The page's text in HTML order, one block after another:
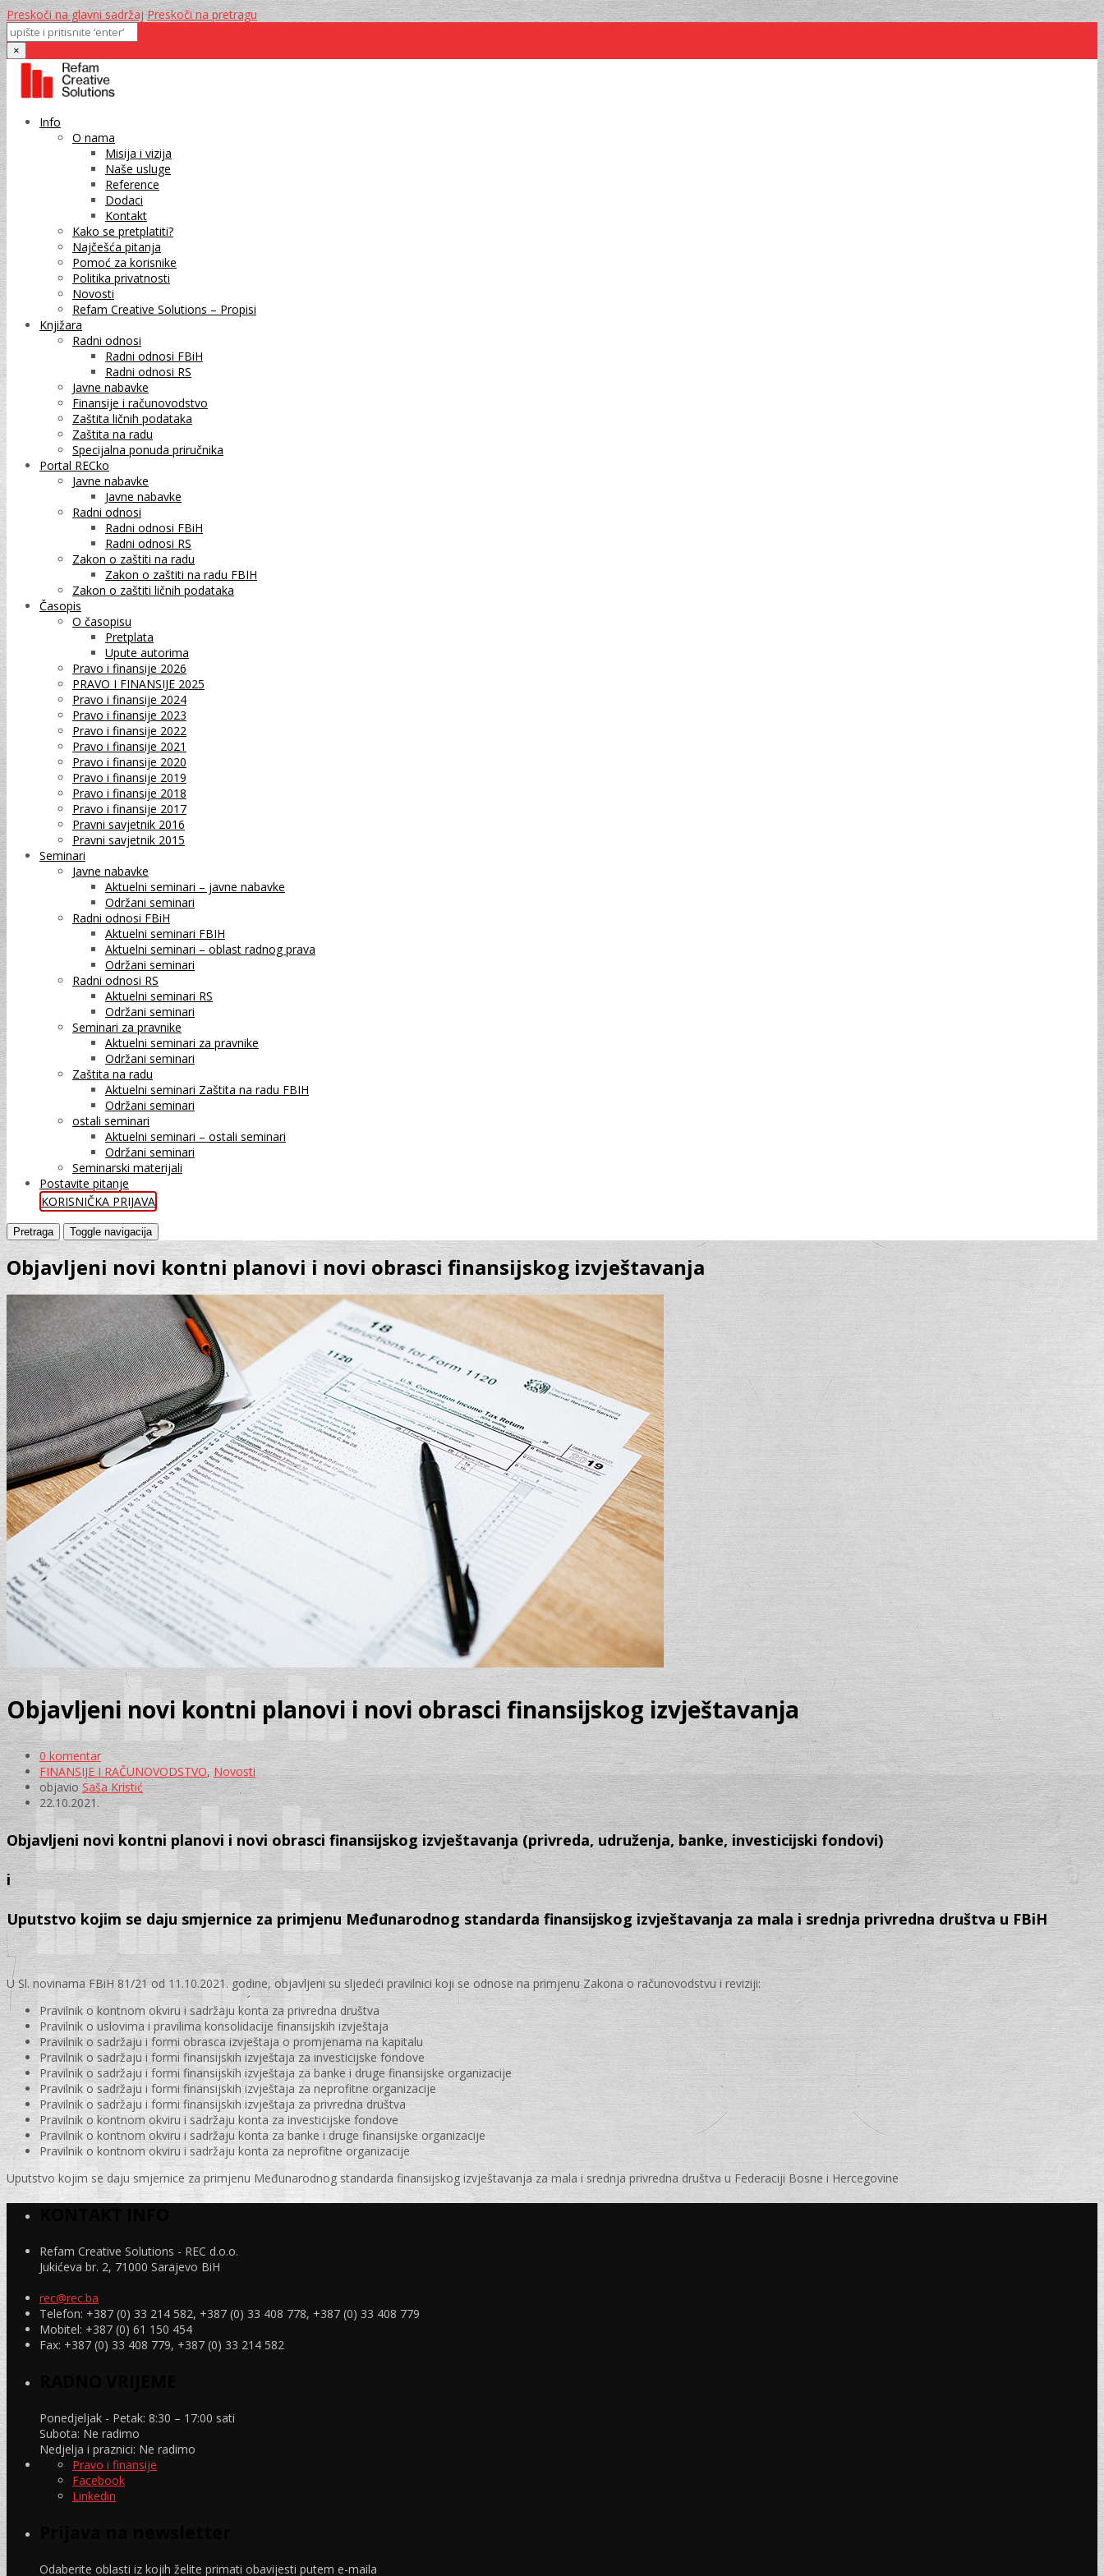
Preskoči na glavni sadržaj Preskoči na pretragu
×
Info
O nama
Misija i vizija
Naše usluge
Reference
Dodaci
Kontakt
Kako se pretplatiti?
Najčešća pitanja
Pomoć za korisnike
Politika privatnosti
Novosti
Refam Creative Solutions – Propisi
Knjižara
Radni odnosi
Radni odnosi FBiH
Radni odnosi RS
Javne nabavke
Finansije i računovodstvo
Zaštita ličnih podataka
Zaštita na radu
Specijalna ponuda priručnika
Portal RECko
Javne nabavke
Javne nabavke
Radni odnosi
Radni odnosi FBiH
Radni odnosi RS
Zakon o zaštiti na radu
Zakon o zaštiti na radu FBIH
Zakon o zaštiti ličnih podataka
Časopis
O časopisu
Pretplata
Upute autorima
Pravo i finansije 2026
PRAVO I FINANSIJE 2025
Pravo i finansije 2024
Pravo i finansije 2023
Pravo i finansije 2022
Pravo i finansije 2021
Pravo i finansije 2020
Pravo i finansije 2019
Pravo i finansije 2018
Pravo i finansije 2017
Pravni savjetnik 2016
Pravni savjetnik 2015
Seminari
Javne nabavke
Aktuelni seminari – javne nabavke
Održani seminari
Radni odnosi FBiH
Aktuelni seminari FBIH
Aktuelni seminari – oblast radnog prava
Održani seminari
Radni odnosi RS
Aktuelni seminari RS
Održani seminari
Seminari za pravnike
Aktuelni seminari za pravnike
Održani seminari
Zaštita na radu
Aktuelni seminari Zaštita na radu FBIH
Održani seminari
ostali seminari
Aktuelni seminari – ostali seminari
Održani seminari
Seminarski materijali
Postavite pitanje
KORISNIČKA PRIJAVA
Pretraga Toggle navigacija
Objavljeni novi kontni planovi i novi obrasci finansijskog izvještavanja
Objavljeni novi kontni planovi i novi obrasci finansijskog izvještavanja
0 komentar
FINANSIJE I RAČUNOVODSTVO,Novosti
objavio Saša Kristić
22.10.2021.
Objavljeni novi kontni planovi i novi obrasci finansijskog izvještavanja (privreda, udruženja, banke, investicijski fondovi)
i
Uputstvo kojim se daju smjernice za primjenu Međunarodnog standarda finansijskog izvještavanja za mala i srednja privredna društva u FBiH
U Sl. novinama FBiH 81/21 od 11.10.2021. godine, objavljeni su sljedeći pravilnici koji se odnose na primjenu Zakona o računovodstvu i reviziji:
Pravilnik o kontnom okviru i sadržaju konta za privredna društva
Pravilnik o uslovima i pravilima konsolidacije finansijskih izvještaja
Pravilnik o sadržaju i formi obrasca izvještaja o promjenama na kapitalu
Pravilnik o sadržaju i formi finansijskih izvještaja za investicijske fondove
Pravilnik o sadržaju i formi finansijskih izvještaja za banke i druge finansijske organizacije
Pravilnik o sadržaju i formi finansijskih izvještaja za neprofitne organizacije
Pravilnik o sadržaju i formi finansijskih izvještaja za privredna društva
Pravilnik o kontnom okviru i sadržaju konta za investicijske fondove
Pravilnik o kontnom okviru i sadržaju konta za banke i druge finansijske organizacije
Pravilnik o kontnom okviru i sadržaju konta za neprofitne organizacije
Uputstvo kojim se daju smjernice za primjenu Međunarodnog standarda finansijskog izvještavanja za mala i srednja privredna društva u Federaciji Bosne i Hercegovine
Refam Creative Solutions - REC d.o.o.
Jukićeva br. 2, 71000 Sarajevo BiH
rec@rec.ba
Telefon: +387 (0) 33 214 582, +387 (0) 33 408 778, +387 (0) 33 408 779
Mobitel: +387 (0) 61 150 454
Fax: +387 (0) 33 408 779, +387 (0) 33 214 582
Ponedjeljak - Petak: 8:30 – 17:00 sati
Subota: Ne radimo
Nedjelja i praznici: Ne radimo
Pravo i finansije
Facebook
Linkedin
Odaberite oblasti iz kojih želite primati obavijesti putem e-maila